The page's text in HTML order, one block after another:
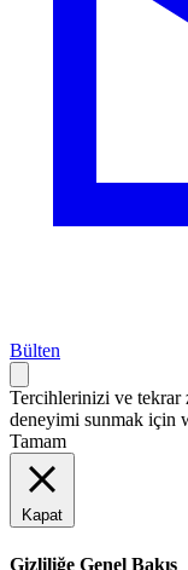
Bülten
Tercihlerinizi ve tekrar
deneyimi sunmak için
Tamam
Kapat
Gizliliğe Genel Bakış